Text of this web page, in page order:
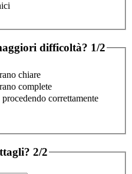
difficoltà? 1/2
chiare
complete
correttamente
2/2